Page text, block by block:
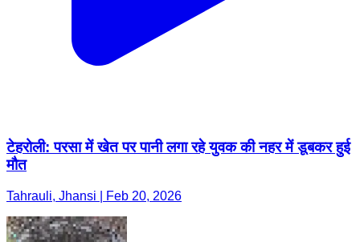
टेहरोली: परसा में खेत पर पानी लगा रहे युवक की नहर में डूबकर हुई
मौत
Tahrauli, Jhansi | Feb 20, 2026